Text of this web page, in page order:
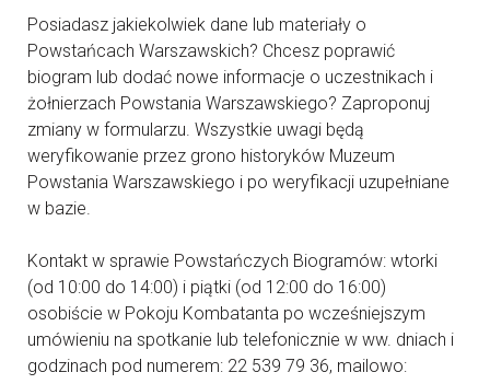
Posiadasz jakiekolwiek dane lub materiały o
Powstańcach Warszawskich? Chcesz poprawić
biogram lub dodać nowe informacje o uczestnikach i
żołnierzach Powstania Warszawskiego? Zaproponuj
zmiany w formularzu. Wszystkie uwagi będą
weryfikowanie przez grono historyków Muzeum
Powstania Warszawskiego i po weryfikacji uzupełniane
w bazie.
Kontakt w sprawie Powstańczych Biogramów: wtorki
(od 10:00 do 14:00) i piątki (od 12:00 do 16:00)
osobiście w Pokoju Kombatanta po wcześniejszym
umówieniu na spotkanie lub telefonicznie w ww. dniach i
godzinach pod numerem: 22 539 79 36, mailowo: